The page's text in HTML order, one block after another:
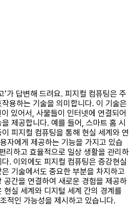
’가 답변해 드려요. 피지컬 컴퓨팅은 주
용하는 기술을 의미합니다. 이 기술은
있어서, 사물들이 인터넷에 연결되어
제공합니다. 예를 들어, 스마트 홈 시
피지컬 컴퓨팅을 통해 현실 세계와 연
자에게 제공하는 기능을 가지고 있습
리하고 효율적으로 일상 생활을 관리하
. 이외에도 피지컬 컴퓨팅은 증강현실
기술에서도 중요한 부분을 차지하고
공간을 연결하여 새로운 경험을 제공하
현실 세계와 디지털 세계 간의 경계를
적인 가능성을 제시하고 있습니다.